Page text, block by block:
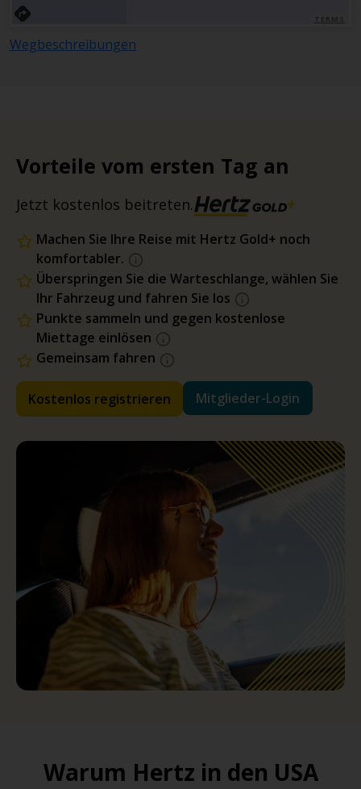
Wegbeschreibungen
Vorteile vom ersten Tag an
Jetzt kostenlos beitreten.
Machen Sie Ihre Reise mit Hertz Gold+ noch
komfortabler.
Überspringen Sie die Warteschlange, wählen Sie
Ihr Fahrzeug und fahren Sie los
Punkte sammeln und gegen kostenlose
Miettage einlösen
Gemeinsam fahren
Kostenlos registrieren Mitglieder-Login
Warum Hertz in den USA